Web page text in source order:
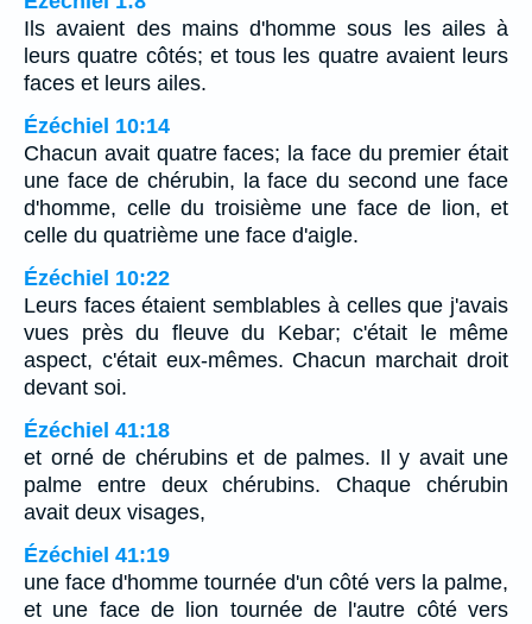
Ils avaient des mains d'homme sous les ailes à
leurs quatre côtés; et tous les quatre avaient leurs
faces et leurs ailes.
Ézéchiel 10:14
Chacun avait quatre faces; la face du premier était
une face de chérubin, la face du second une face
d'homme, celle du troisième une face de lion, et
celle du quatrième une face d'aigle.
Ézéchiel 10:22
Leurs faces étaient semblables à celles que j'avais
vues près du fleuve du Kebar; c'était le même
aspect, c'était eux-mêmes. Chacun marchait droit
devant soi.
Ézéchiel 41:18
et orné de chérubins et de palmes. Il y avait une
palme entre deux chérubins. Chaque chérubin
avait deux visages,
Ézéchiel 41:19
une face d'homme tournée d'un côté vers la palme,
et une face de lion tournée de l'autre côté vers